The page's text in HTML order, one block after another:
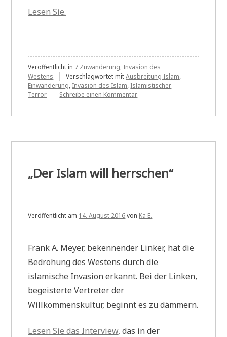
Lesen Sie.
Veröffentlicht in 7 Zuwanderung, Invasion des
Westens
Verschlagwortet mitAusbreitung Islam,
Einwanderung, Invasion des Islam, Islamistischer
Terror
Schreibe einen Kommentarzu
Terror?
„Der Islam will herrschen“
Veröffentlicht am 14. August 2016von Ka E.
Frank A. Meyer, bekennender Linker, hat die
Bedrohung des Westens durch die
islamische Invasion erkannt. Bei der Linken,
begeisterte Vertreter der
Willkommenskultur, beginnt es zu dämmern.
Lesen Sie das Interview, das in der